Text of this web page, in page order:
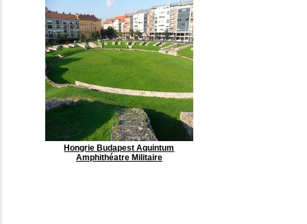
Hongrie Budapest Aquintum
Amphithéatre Militaire